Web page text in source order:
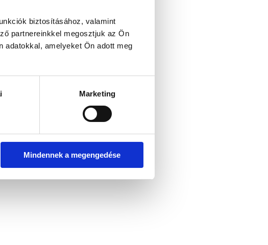
biztosításához, valamint
partnereinkkel megosztjuk az Ön
adatokkal, amelyeket Ön adott meg
Marketing
Mindennek a megengedése
the browser console for more information)